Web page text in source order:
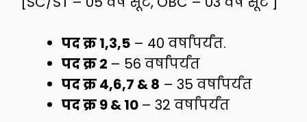
पद क्र 1,3,5 – 40 वर्षांपर्यंत.
पद क्र 2 – 56 वर्षांपर्यंत
पद क्र 4,6,7 & 8 – 35 वर्षांपर्यंत
पद क्र 9 & 10 – 32 वर्षांपर्यंत